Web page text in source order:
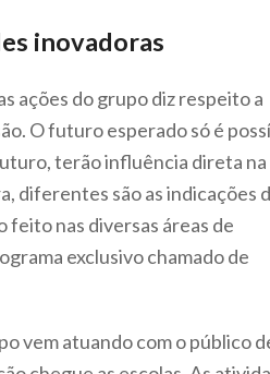
inovadoras
ações do grupo diz respeito a
O futuro esperado só é
terão influência direta na
diferentes são as indicações
feito nas diversas áreas de
exclusivo chamado de
vem atuando com o público